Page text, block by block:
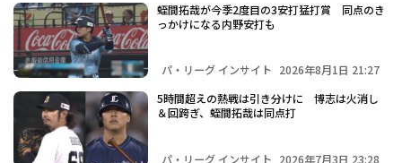
蛭間拓哉が今季2度目の3安打猛打賞 同点のき
っかけになる内野安打も
パ・リーグ インサイト 2026年8月1日 21:27
5時間超えの熱戦は引き分けに 博志は火消し
＆回跨ぎ、蛭間拓哉は同点打
パ・リーグ インサイト 2026年7月3日 23:28